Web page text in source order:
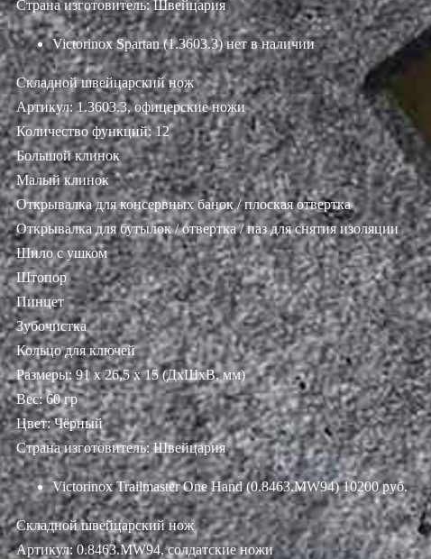
Страна изготовитель: Швейцария
Victorinox Spartan (1.3603.3) нет в наличии
Складной швейцарский нож
Артикул: 1.3603.3, офицерские ножи
Количество функций: 12
Большой клинок
Малый клинок
Открывалка для консервных банок / плоская отвертка
Открывалка для бутылок / отвертка / паз для снятия изоляции
Шило с ушком
Штопор
Пинцет
Зубочистка
Кольцо для ключей
Размеры: 91 х 26,5 х 15 (ДхШхВ, мм)
Вес: 60 гр
Цвет: Чёрный
Страна изготовитель: Швейцария
Victorinox Trailmaster One Hand (0.8463.MW94) 10200 руб.
Складной швейцарский нож
Артикул: 0.8463.MW94, солдатские ножи